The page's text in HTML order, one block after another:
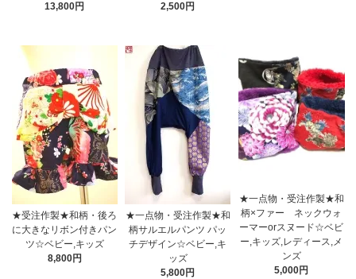
13,800円
2,500円
★受注作製★和柄・後ろ
に大きなリボン付きパン
ツ☆ベビー,キッズ
8,800円
★一点物・受注作製★和
柄サルエルパンツ パッ
チデザイン☆ベビー,キ
ッズ
5,800円
★一点物・受注作製★和
柄×ファー ネックウォ
ーマーorスヌード☆ベビ
ー,キッズ,レディース,メ
ンズ
5,000円